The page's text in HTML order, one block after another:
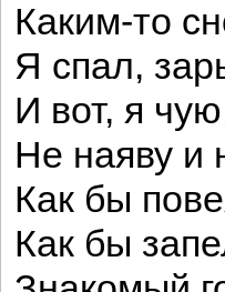
Каким-то
Я спал,
И вот, я
Не наяву и
Как бы
Как бы